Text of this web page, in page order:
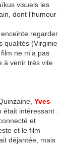
visuels les
dont l'humour
regarder
qualités (Virginie
ne m'a pas
à venir très vite
Yves
était intéressant :
et
et le film
déjantée, mais